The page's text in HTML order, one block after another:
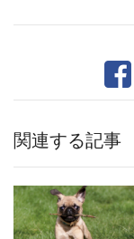
関連する記事